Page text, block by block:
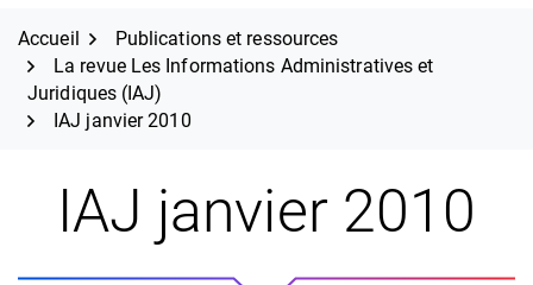
Accueil
Publications et ressources
La revue Les Informations Administratives et
Juridiques (IAJ)
IAJ janvier 2010
IAJ janvier 2010